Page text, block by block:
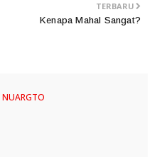
TERBARU
Kenapa Mahal Sangat?
NUARGTO